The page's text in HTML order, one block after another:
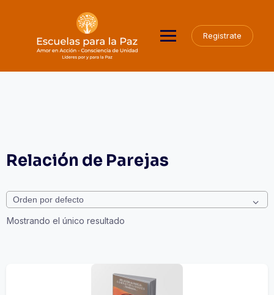
Registrate
Relación de Parejas
Mostrando el único resultado